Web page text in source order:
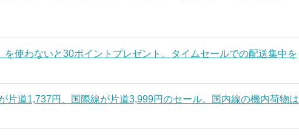
を使わないと30ポイントプレゼント。タイムセールでの配送集中を
片道1,737円、国際線が片道3,999円のセール。国内線の機内荷物は